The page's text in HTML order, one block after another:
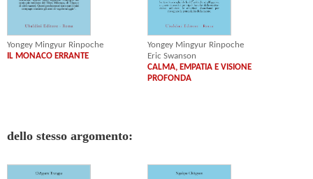
Yongey Mingyur Rinpoche
IL MONACO ERRANTE
Yongey Mingyur Rinpoche
Eric Swanson
CALMA, EMPATIA E VISIONE
PROFONDA
dello stesso argomento: